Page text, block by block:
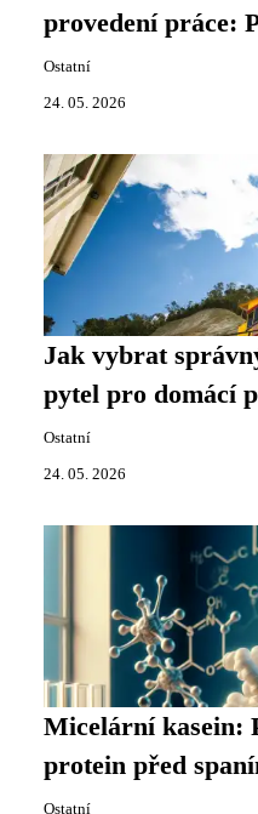
provedení práce:
Ostatní
24. 05. 2026
Jak vybrat
pytel pro domácí
Ostatní
24. 05. 2026
Micelární kasein:
protein před
Ostatní